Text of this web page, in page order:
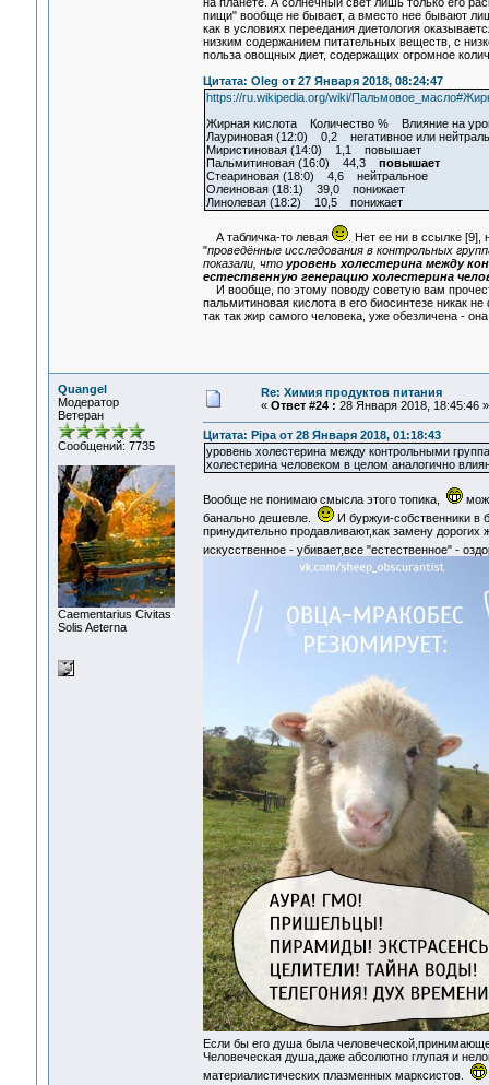
пищи" вообще не бывает, а вместо нее бывают
как в условиях переедания диетология
низким содержанием питательных веществ, с
польза овощных диет, содержащих огромное
Цитата: Oleg от 27 Января 2018, 08:24:47
https://ru.wikipedia.org/wiki/
Жирная кислота Количество % Влияние на
Лауриновая (12:0) 0,2 негативное или
Миристиновая (14:0) 1,1 повышает
Пальмитиновая (16:0) 44,3 повышает
Стеариновая (18:0) 4,6 нейтральное
Олеиновая (18:1) 39,0 понижает
Линолевая (18:2) 10,5 понижает
А табличка-то левая
. Нет ее ни в ссылке [9],
"проведённые исследования в контрольных
показали, что уровень холестерина между
естественную генерацию холестерина
И вообще, по этому поводу советую вам
пальмитиновая кислота в его биосинтезе никак
так так жир самого человека, уже обезличена -
Quangel
Модератор
Ветеран
Сообщений: 7735
Сaementarius Civitas
Solis Aeterna
Re: Химия продуктов питания
« Ответ #24 : 28 Января 2018, 18:45:46 »
Цитата: Pipa от 28 Января 2018, 01:18:43
уровень холестерина между контрольными
холестерина человеком в целом аналогично
Вообще не понимаю смысла этого топика,
банально дешевле.
И буржуи-собственники в
принудительно продавливают,как замену
искусственное - убивает,все "естественное" -
Если бы его душа была
Человеческая душа,даже абсолютно глупая и
материалистических плазменных марксистов.